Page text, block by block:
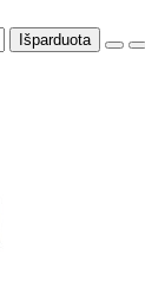
Išparduota